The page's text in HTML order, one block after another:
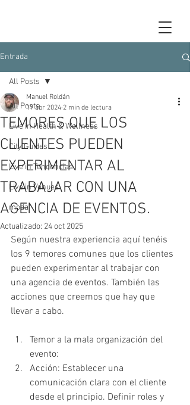
Entrada
All Posts
Live in Health & Wellness
City Guides
Live in Tendencias
Live in Venues
moda
All Posts
TEMORES QUE LOS
CLIENTES PUEDEN
EXPERIMENTAR AL
TRABAJAR CON UNA
AGENCIA DE EVENTOS.
Manuel Roldán
17 abr 2024 2 min de lectura
Actualizado: 24 oct 2025
Según nuestra experiencia aquí tenéis
los 9 temores comunes que los clientes
pueden experimentar al trabajar con
una agencia de eventos. También las
acciones que creemos que hay que
llevar a cabo.
Temor a la mala organización del
evento:
Acción: Establecer una
comunicación clara con el cliente
desde el principio. Definir roles y